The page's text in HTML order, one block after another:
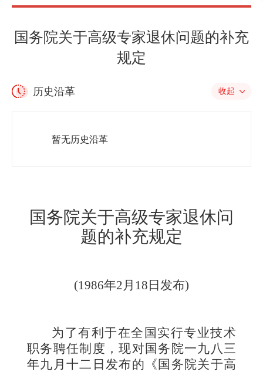
国务院关于高级专家退休问题的补充
规定
历史沿革 收起
暂无历史沿革
国务院关于高级专家退休问
题的补充规定
(1986年2月 18 日发布)
为了有利于在全国实行专业技术
职务聘任制度，现对国务院一九八三
年九 月十二 日发布的《国务院关于高